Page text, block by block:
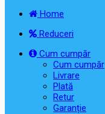
Home
Reduceri
Cum cumpăr
Cum cumpăr
Livrare
Plată
Retur
Garanție